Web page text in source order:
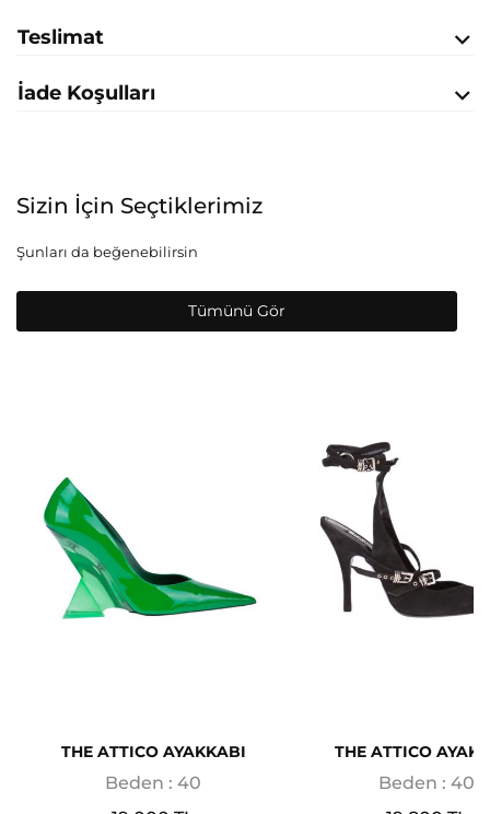
Teslimat
İade Koşulları
Sizin İçin Seçtiklerimiz
Şunları da beğenebilirsin
Tümünü Gör
THE ATTICO AYAKKABI
Beden : 40
THE ATTICO
Beden : 40